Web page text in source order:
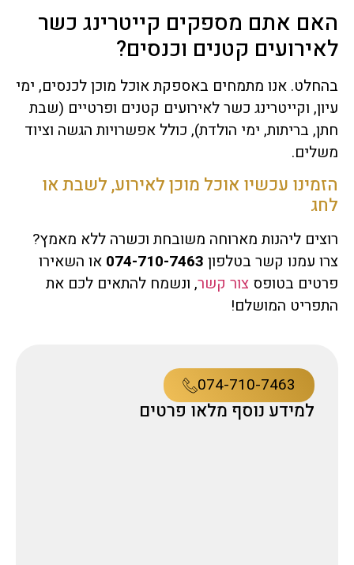
האם אתם מספקים קייטרינג כשר
לאירועים קטנים וכנסים?
בהחלט. אנו מתמחים באספקת אוכל מוכן לכנסים, ימי
עיון, וקייטרינג כשר לאירועים קטנים ופרטיים (שבת
חתן, בריתות, ימי הולדת), כולל אפשרויות הגשה וציוד
משלים.
הזמינו עכשיו אוכל מוכן לאירוע, לשבת או
לחג
רוצים ליהנות מארוחה משובחת וכשרה ללא מאמץ?
צרו עמנו קשר בטלפון 074-710-7463 או השאירו
פרטים בטופס צור קשר, ונשמח להתאים לכם את
התפריט המושלם!
074-710-7463
למידע נוסף מלאו פרטים